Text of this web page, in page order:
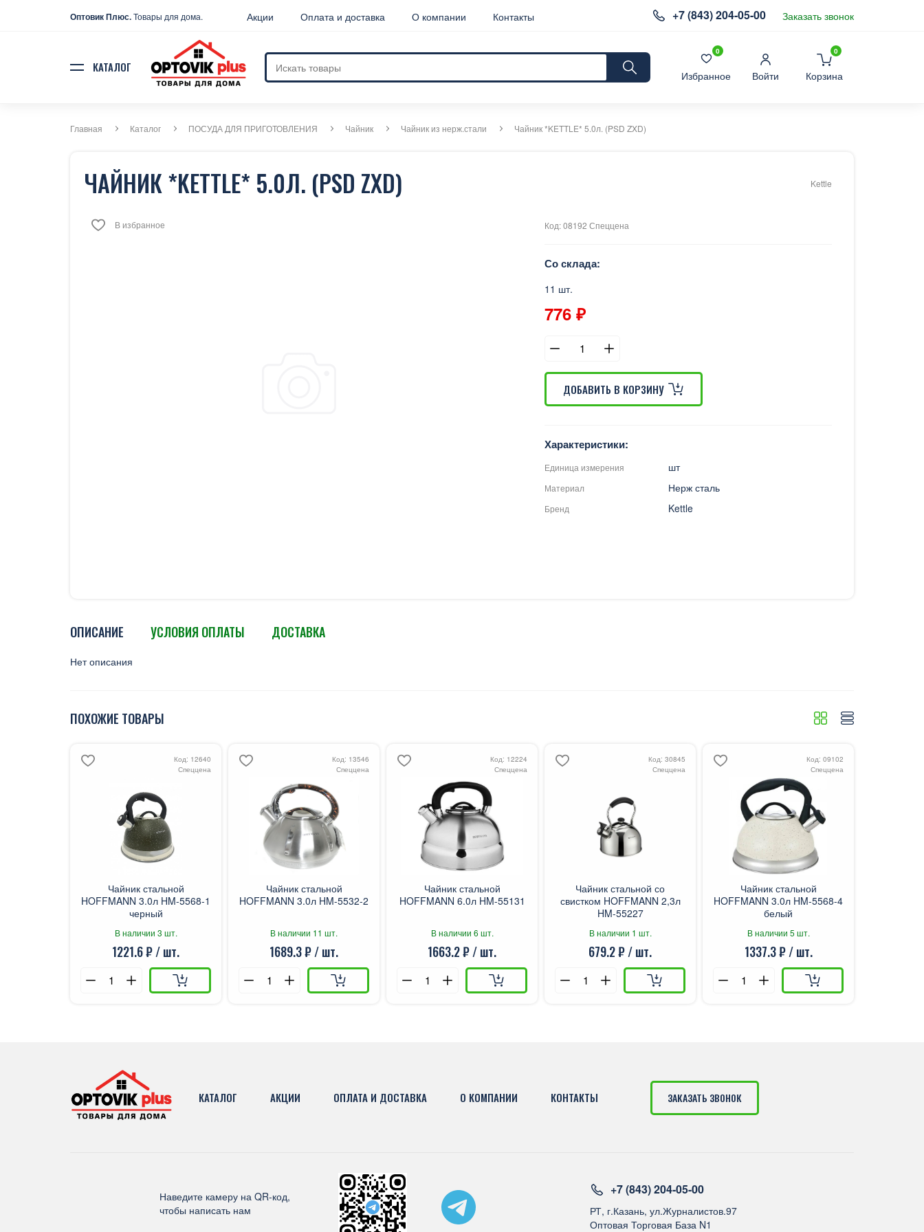
Оптовик Плюс.Товары для дома. Акции Оплата и доставка О компании Контакты +7 (843) 204-05-00 Заказать звонок
КАТАЛОГ
0
Избранное Войти
0
Корзина
Главная Каталог ПОСУДА ДЛЯ ПРИГОТОВЛЕНИЯ Чайник Чайник из нерж.стали Чайник *KETTLE* 5.0л. (PSD ZXD)
ЧАЙНИК *KETTLE* 5.0Л. (PSD ZXD) Kettle
В избранное Код: 08192 Спеццена
Со склада:
11 шт.
776 ₽
ДОБАВИТЬ В КОРЗИНУ
Характеристики:
Единица измерения шт
Материал Нерж сталь
Бренд Kettle
ОПИСАНИЕ УСЛОВИЯ ОПЛАТЫ ДОСТАВКА
Нет описания
ПОХОЖИЕ ТОВАРЫ
Код: 12640
Спеццена
Чайник стальной
HOFFMANN 3.0л HM-5568-1
черный
В наличии 3 шт.
1221.6 ₽ / шт.
Код: 13546
Спеццена
Чайник стальной
HOFFMANN 3.0л HM-5532-2
В наличии 11 шт.
1689.3 ₽ / шт.
Код: 12224
Спеццена
Чайник стальной
HOFFMANN 6.0л HM-55131
В наличии 6 шт.
1663.2 ₽ / шт.
Код: 30845
Спеццена
Чайник стальной со
свистком HOFFMANN 2,3л
HM-55227
В наличии 1 шт.
679.2 ₽ / шт.
Код: 09102
Спеццена
Чайник стальной
HOFFMANN 3.0л HM-5568-4
белый
В наличии 5 шт.
1337.3 ₽ / шт.
КАТАЛОГ АКЦИИ ОПЛАТА И ДОСТАВКА О КОМПАНИИ КОНТАКТЫ ЗАКАЗАТЬ ЗВОНОК
Наведите камеру на QR-код,
чтобы написать нам
+7 (843) 204-05-00
РТ, г.Казань, ул.Журналистов.97
Оптовая Торговая База N1